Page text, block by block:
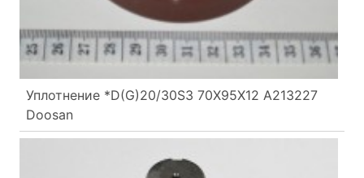
Уплотнение *D(G)20/30S3 70X95X12 A213227
Doosan